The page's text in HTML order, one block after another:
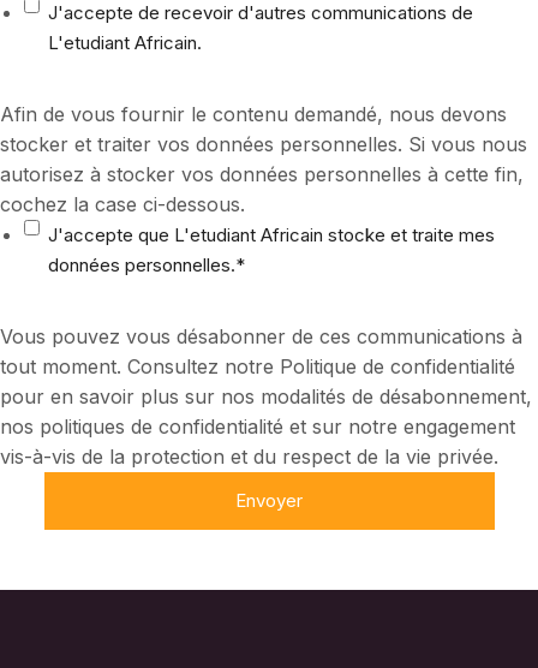
J'accepte de recevoir d'autres communications de
L'etudiant Africain.
Afin de vous fournir le contenu demandé, nous devons
stocker et traiter vos données personnelles. Si vous nous
autorisez à stocker vos données personnelles à cette fin,
cochez la case ci-dessous.
J'accepte que L'etudiant Africain stocke et traite mes
données personnelles.*
Vous pouvez vous désabonner de ces communications à
tout moment. Consultez notre Politique de confidentialité
pour en savoir plus sur nos modalités de désabonnement,
nos politiques de confidentialité et sur notre engagement
vis-à-vis de la protection et du respect de la vie privée.